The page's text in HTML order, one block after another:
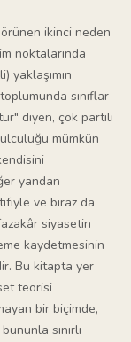
ikinci neden
noktalarında
yaklaşımın
sınıflar
diyen, çok partili
mümkün
yandan
ve biraz da
siyasetin
kaydetmesinin
Bu kitapta yer
teorisi
bir biçimde,
sınırlı